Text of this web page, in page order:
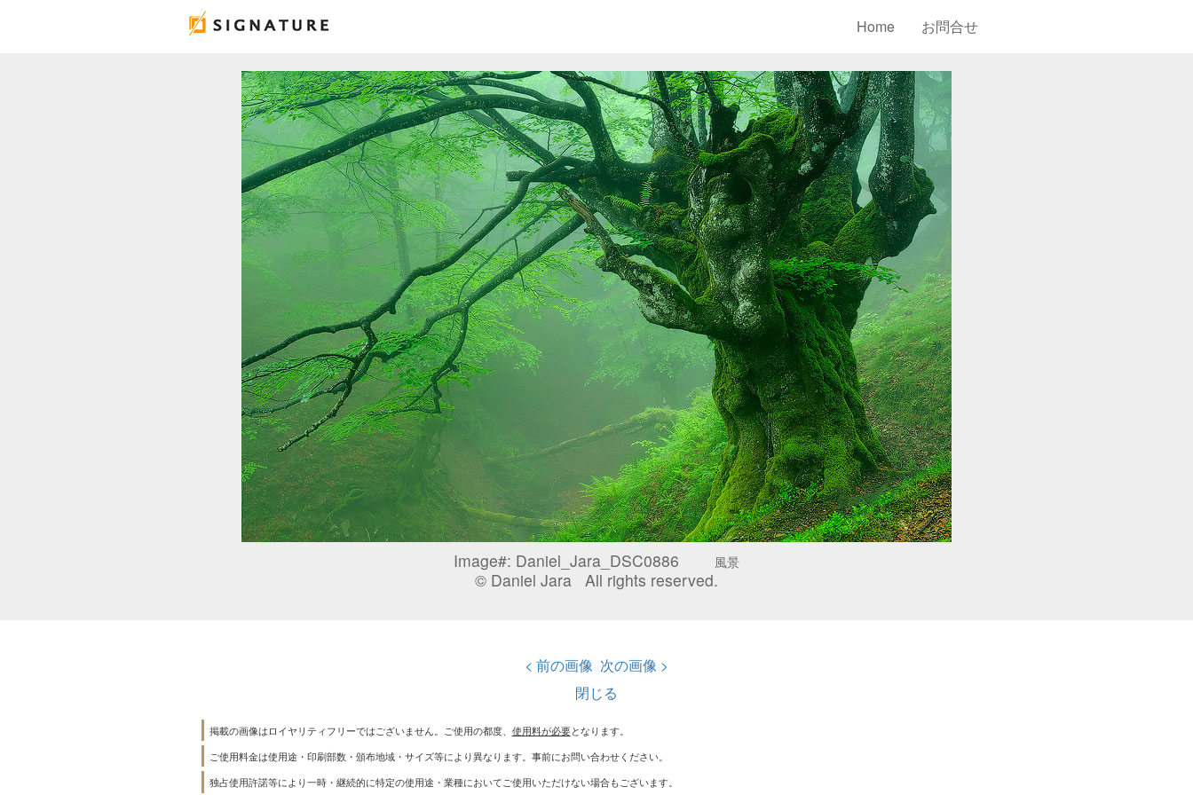
Home お問合せ
Image#: Daniel_Jara_DSC0886 風景
© Daniel Jara All rights reserved.
< 前の画像 次の画像 >
閉じる
掲載の画像はロイヤリティフリーではございません。ご使用の都度、 使用料が必要となります。
ご使用料金は使用途・印刷部数・頒布地域・サイズ等により異なります。事前にお問い合わせください。
独占使用許諾等により一時・継続的に特定の使用途・業種においてご使用いただけない場合もございます。